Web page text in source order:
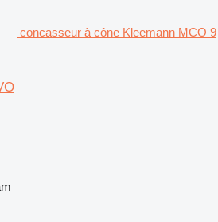
concasseur à cône Kleemann MCO 9